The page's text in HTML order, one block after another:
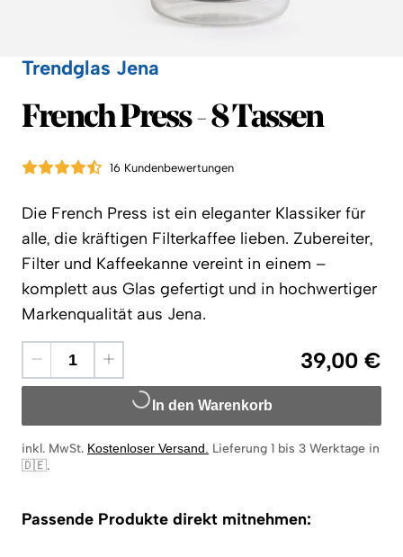
Trendglas Jena
Trendglas Jena
French Press - 8 Tassen
16 Kundenbewertungen
Die French Press ist ein eleganter Klassiker für
alle, die kräftigen Filterkaffee lieben. Zubereiter,
Filter und Kaffeekanne vereint in einem –
komplett aus Glas gefertigt und in hochwertiger
Markenqualität aus Jena.
39,00 €
In den Warenkorb
inkl. MwSt. Kostenloser Versand. Lieferung 1 bis 3 Werktage in
🇩🇪.
Passende Produkte direkt mitnehmen: